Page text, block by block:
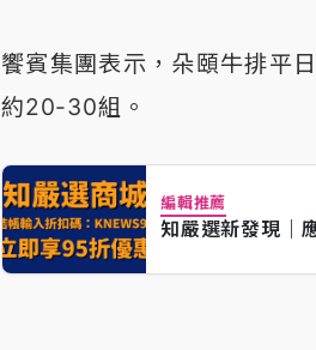
饗賓集團表示，朵頤牛排平
約20-30組。
編輯推薦
知嚴選新發現｜